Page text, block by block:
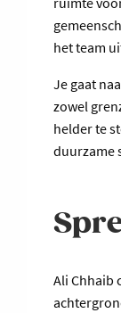
het team
Je gaat
zowel
helder te
duurzame
Ali Chhaib